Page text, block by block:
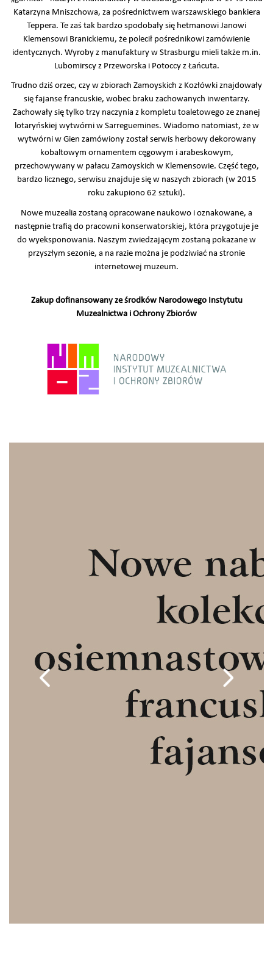
Katarzyna Mniszchowa, za pośrednictwem warszawskiego bankiera
Teppera. Te zaś tak bardzo spodobały się hetmanowi Janowi
Klemensowi Branickiemu, że polecił pośrednikowi zamówienie
identycznych. Wyroby z manufaktury w Strasburgu mieli także m.in.
Lubomirscy z Przeworska i Potoccy z Łańcuta.
Trudno dziś orzec, czy w zbiorach Zamoyskich z Kozłówki znajdowały
się fajanse francuskie, wobec braku zachowanych inwentarzy.
Zachowały się tylko trzy naczynia z kompletu toaletowego ze znanej
lotaryńskiej wytwórni w Sarreguemines. Wiadomo natomiast, że w
wytwórni w Gien zamówiony został serwis herbowy dekorowany
kobaltowym ornamentem cęgowym i arabeskowym,
przechowywany w pałacu Zamoyskich w Klemensowie. Część tego,
bardzo licznego, serwisu znajduje się w naszych zbiorach (w 2015
roku zakupiono 62 sztuki).
Nowe muzealia zostaną opracowane naukowo i oznakowane, a
następnie trafią do pracowni konserwatorskiej, która przygotuje je
do wyeksponowania. Naszym zwiedzającym zostaną pokazane w
przyszłym sezonie, a na razie można je podziwiać na stronie
internetowej muzeum.
Zakup dofinansowany ze środków Narodowego Instytutu
Muzealnictwa i Ochrony Zbiorów